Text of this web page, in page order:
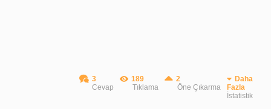
3
Cevap
189
Tıklama
2
Öne Çıkarma
Daha
Fazla
İstatistik